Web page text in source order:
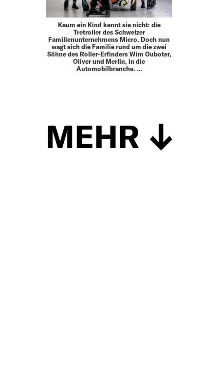
Kaum ein Kind kennt sie nicht: die
Tretroller des Schweizer
Familienunternehmens Micro. Doch nun
wagt sich die Familie rund um die zwei
Söhne des Roller-Erfinders Wim Ouboter,
Oliver und Merlin, in die
Automobilbranche. …
MEHR